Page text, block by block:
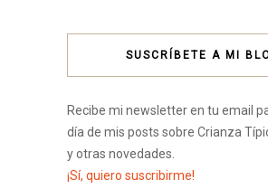
SUSCRÍBETE A MI
Recibe mi newsletter en tu email
día de mis posts sobre Crianza
y otras novedades.
¡Sí, quiero suscribirme!